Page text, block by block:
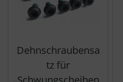
Dehnschraubensa
tz für